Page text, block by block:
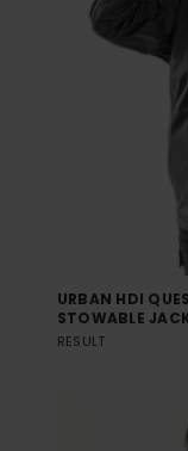
URBAN HDI
STOWABLE
RESULT